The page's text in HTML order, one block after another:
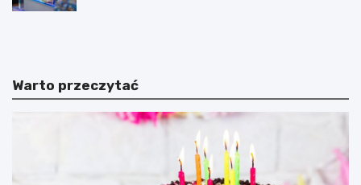
D
t
S
s
B
l
o
u
Warto przeczytać